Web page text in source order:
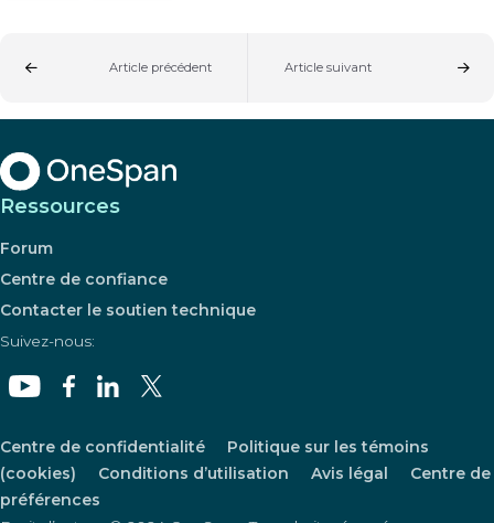
Article précédent Article suivant
Ressources
Forum
Centre de confiance
Contacter le soutien technique
Suivez-nous:
Centre de confidentialité
Politique sur les témoins
(cookies)
Conditions d’utilisation Avis légal
Centre de
préférences